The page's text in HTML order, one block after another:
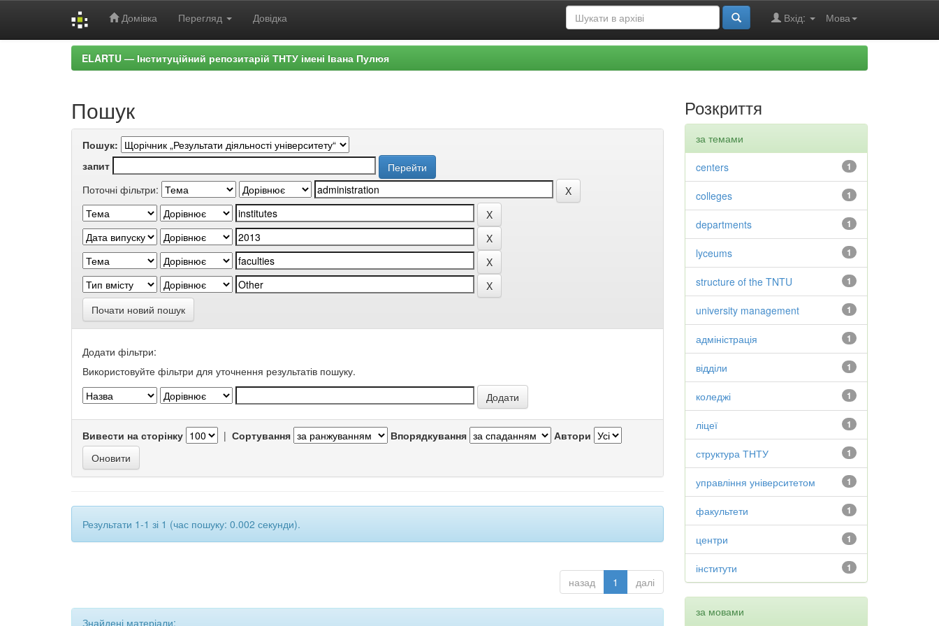
Домівка Перегляд Довідка Мова
Вхід:
ELARTU — Інституційний репозитарій ТНТУ імені Івана Пулюя
Пошук
Пошук:
запит
Поточні фільтри:
Почати новий пошук
Додати фільтри:
Використовуйте фільтри для уточнення результатів пошуку.
Вивести на сторінку | Сортування Впорядкування Автори
Результати 1-1 зі 1 (час пошуку: 0.002 секунди).
назад 1 далі
Знайдені матеріали:
Розкриття
за темами
1
centers
1
colleges
1
departments
1
lyceums
1
structure of the TNTU
1
university management
1
адміністрація
1
відділи
1
коледжі
1
ліцеї
1
структура ТНТУ
1
управління університетом
1
факультети
1
центри
1
інститути
за мовами